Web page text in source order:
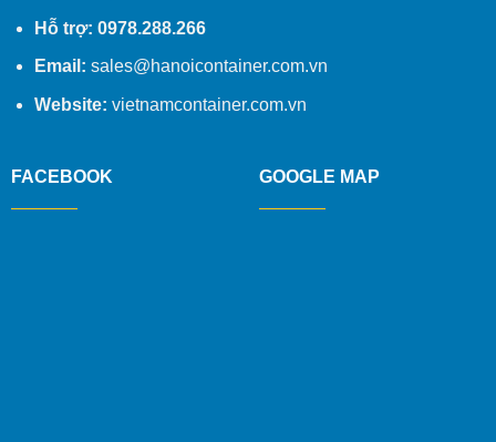
Hỗ trợ: 0978.288.266
Email: sales@hanoicontainer.com.vn
Website: vietnamcontainer.com.vn
FACEBOOK GOOGLE MAP